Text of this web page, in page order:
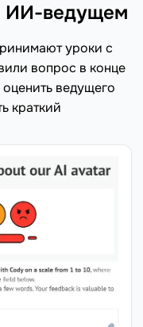
ИИ-ведущем
уроки с
вопрос в конце
ведущего
краткий